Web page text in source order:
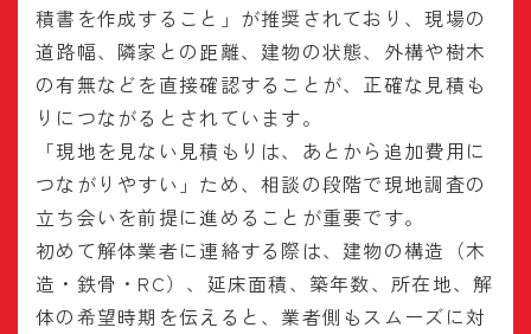
積書を作成すること」が推奨されており、現場の
道路幅、隣家との距離、建物の状態、外構や樹木
の有無などを直接確認することが、正確な見積も
りにつながるとされています。
「現地を見ない見積もりは、あとから追加費用に
つながりやすい」ため、相談の段階で現地調査の
立ち会いを前提に進めることが重要です。
初めて解体業者に連絡する際は、建物の構造（木
造・鉄骨・RC）、延床面積、築年数、所在地、解
体の希望時期を伝えると、業者側もスムーズに対